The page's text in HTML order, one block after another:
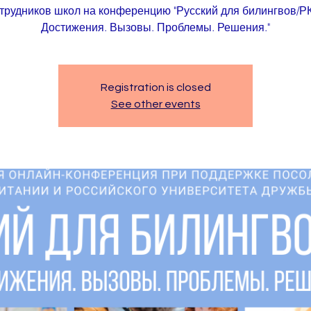
школ на конференцию "Русский для билингвов/
Достижения. Вызовы. Проблемы. Решения."
Registration is closed
See other events